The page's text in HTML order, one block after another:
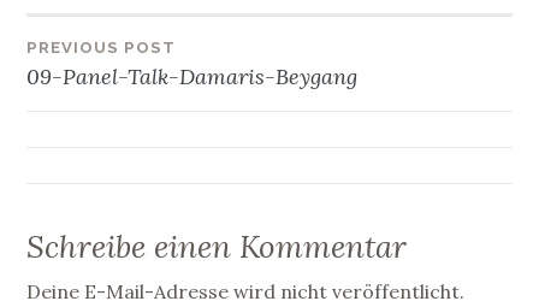
Beitragsnavigation
PREVIOUS POST
09-Panel-Talk-Damaris-Beygang
Schreibe einen Kommentar
Deine E-Mail-Adresse wird nicht veröffentlicht.